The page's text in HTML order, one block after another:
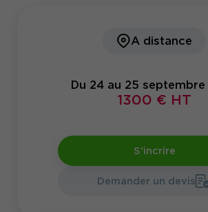
A distance
Du 24 au 25
1300 € HT
S'incrire
Demander un devis